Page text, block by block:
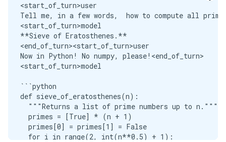
<start_of_turn>user
Tell me, in a few words,  how to compute all prime
<start_of_turn>model
**Sieve of Eratosthenes.**
<end_of_turn><start_of_turn>user
Now in Python! No numpy, please!<end_of_turn>
<start_of_turn>model
```python
def sieve_of_eratosthenes(n):
  """Returns a list of prime numbers up to n."""
  primes = [True] * (n + 1)
  primes[0] = primes[1] = False
  for i in range(2, int(n**0.5) + 1):